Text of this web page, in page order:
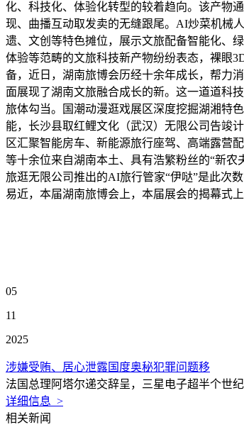
化、科技化、体验化转型的较着趋向。该产物
现、曲播互动取发卖的无缝跟尾。AI炒菜机械
遗、文创等特色摊位，展示文旅配备智能化、
体验等范畴的文旅科技新产物纷纷表态，裸眼
备，近日，湖南旅博会历经十余年成长，帮力
面展现了湖南文旅融合成长的新。这一道道科
旅体勾当。国潮动漫逛戏展区深度挖掘湖湘特
能，长沙县取红鲤文化（武汉）无限公司告竣
区汇聚智能房车、新能源旅行座驾、高端露营
等十余位来自湖南本土、具有浩繁粉丝的“新
旅逛无限公司推出的AI旅行管家“伊哒”是此次
易近，本届湖南旅博会上，本届展会的揭幕式
05
11
2025
涉嫌受贿、居心泄露国度奥秘犯罪问题移
法国总理阿塔尔递交辞呈，三星电子超半个世
详细信息 >
相关新闻